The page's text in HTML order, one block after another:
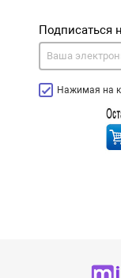
Подписаться
Нажимая на